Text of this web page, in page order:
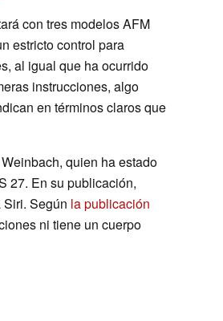
con tres modelos AFM
estricto control para
al igual que ha ocurrido
instrucciones, algo
en términos claros que
quien ha estado
27. En su publicación,
Según la publicación
ni tiene un cuerpo